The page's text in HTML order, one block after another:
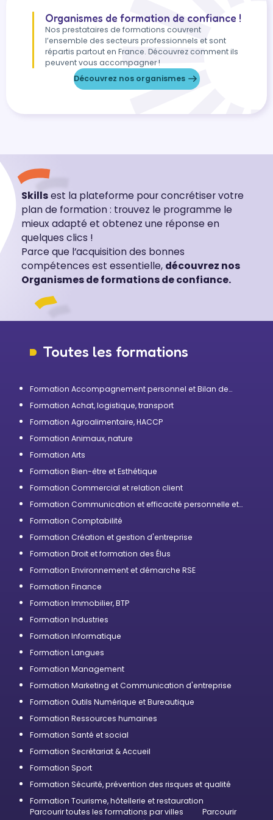
Organismes de formation de confiance !
Nos prestataires de formations couvrent
l’ensemble des secteurs professionnels et sont
répartis partout en France. Découvrez comment ils
peuvent vous accompagner !
Découvrez nos organismes
Skillsest la plateforme pour concrétiser votre
plan de formation : trouvez le programme le
mieux adapté et obtenez une réponse en
quelques clics !
Parce que l’acquisition des bonnes
compétences est essentielle, découvrez nos
Organismes de formations de confiance.
Toutes les formations
Formation Accompagnement personnel et Bilan de
Formation Achat, logistique, transport
Formation Agroalimentaire, HACCP
Formation Animaux, nature
Formation Arts
Formation Bien-être et Esthétique
Formation Commercial et relation client
Formation Communication et efficacité personnelle et
Formation Comptabilité
Formation Création et gestion d'entreprise
Formation Droit et formation des Élus
Formation Environnement et démarche RSE
Formation Finance
Formation Immobilier, BTP
Formation Industries
Formation Informatique
Formation Langues
Formation Management
Formation Marketing et Communication d'entreprise
Formation Outils Numérique et Bureautique
Formation Ressources humaines
Formation Santé et social
Formation Secrétariat & Accueil
Formation Sport
Formation Sécurité, prévention des risques et qualité
Formation Tourisme, hôtellerie et restauration
Parcourir toutes les formations par villes
Parcourir